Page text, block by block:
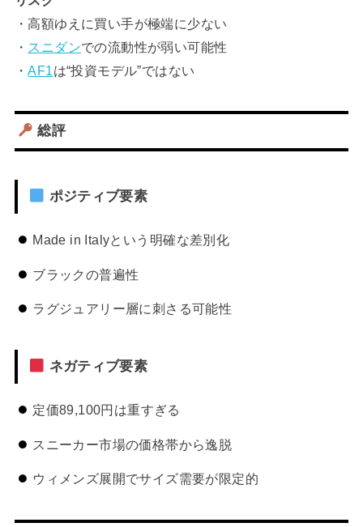
・高額ゆえに買い手が極端に少ない
・ スニダンでの流動性が弱い可能性
・AF1は“投資モデル”ではない
総評
ポジティブ要素
Made in Italyという明確な差別化
ブラックの普遍性
ラグジュアリー層に刺さる可能性
ネガティブ要素
定価89,100円は重すぎる
スニーカー市場の価格帯から逸脱
ウィメンズ展開でサイズ需要が限定的